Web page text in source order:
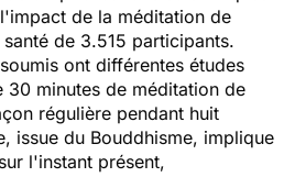
de la méditation de
de 3.515 participants.
ont différentes études
30 minutes de méditation de
régulière pendant huit
issue du Bouddhisme, implique
l'instant présent,